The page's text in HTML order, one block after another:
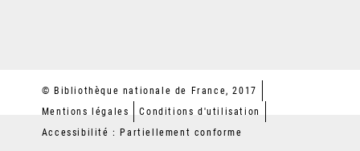
© Bibliothèque nationale de France, 2017
Mentions légales
Conditions d'utilisation
Accessibilité : Partiellement conforme